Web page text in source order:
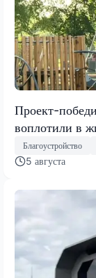
Проект-
воплотили в
Благоустройство
5 августа